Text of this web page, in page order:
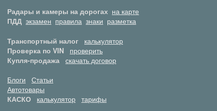
Радары и камеры на дорогах на карте
ПДД экзамен правила знаки разметка
Транспортный налог
калькулятор
Проверка по VIN
проверить
Купля-продажа скачать договор
Блоги
Статьи
Автотовары
КАСКО
калькулятор тарифы